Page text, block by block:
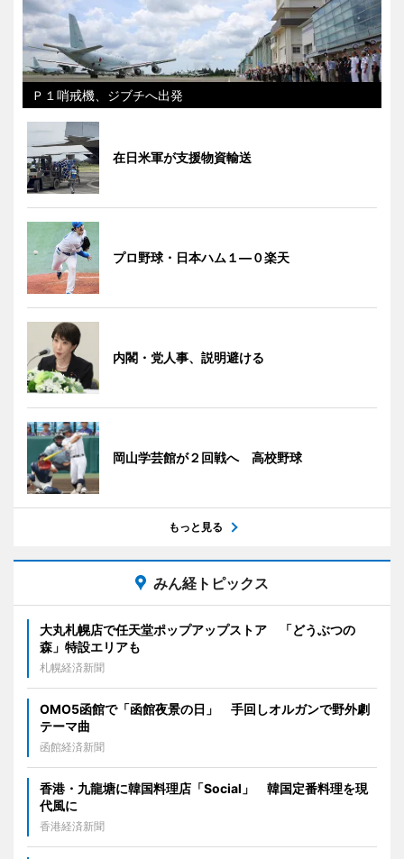
Ｐ１哨戒機、ジブチへ出発
在日米軍が支援物資輸送
プロ野球・日本ハム１―０楽天
内閣・党人事、説明避ける
岡山学芸館が２回戦へ 高校野球
もっと見る
みん経トピックス
大丸札幌店で任天堂ポップアップストア 「どうぶつの
森」特設エリアも
札幌経済新聞
OMO5函館で「函館夜景の日」 手回しオルガンで野外劇
テーマ曲
函館経済新聞
香港・九龍塘に韓国料理店「Social」 韓国定番料理を現
代風に
香港経済新聞